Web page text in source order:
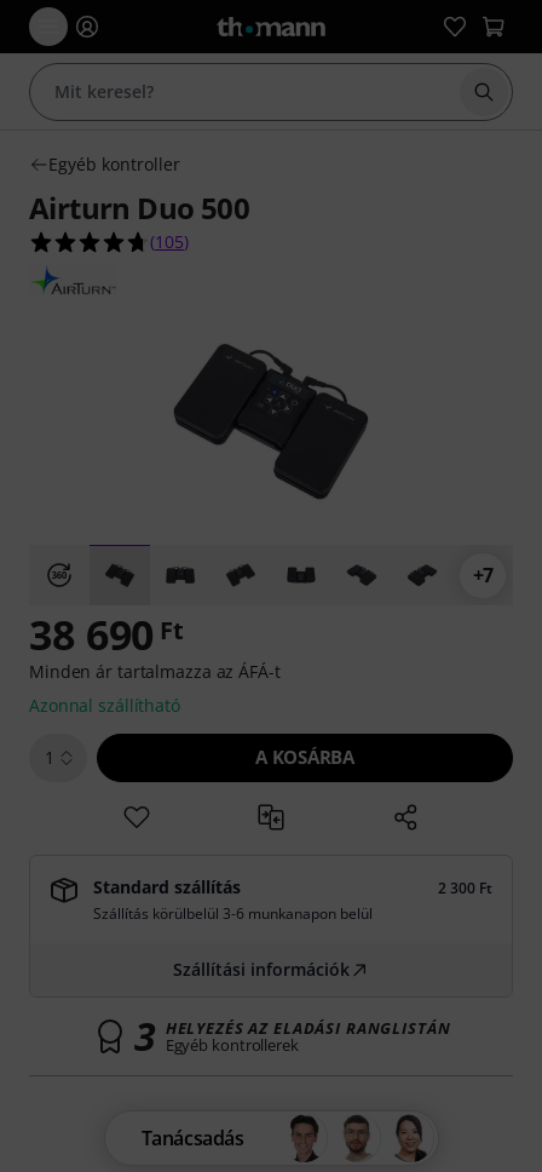
Egyéb kontroller
Airturn Duo 500
4.7/5 csillag, összesen 105 értékelés alapján
(105)
+7
38 690 Ft
Minden ár tartalmazza az ÁFÁ-t
Azonnal szállítható
1 A KOSÁRBA
Standard szállítás
2 300 Ft
Szállítás körülbelül 3-6 munkanapon belül
Szállítási információk
3 HELYEZÉS AZ ELADÁSI RANGLISTÁN
Egyéb kontrollerek
Tanácsadás